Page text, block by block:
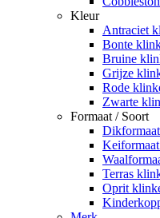
Kleur
Antraciet
Bonte
Bruine
Grijze
Rode
Zwarte
Formaat / Soort
Terras
Oprit